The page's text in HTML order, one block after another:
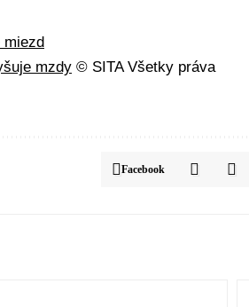
mzdy © SITA Všetky práva
Facebook